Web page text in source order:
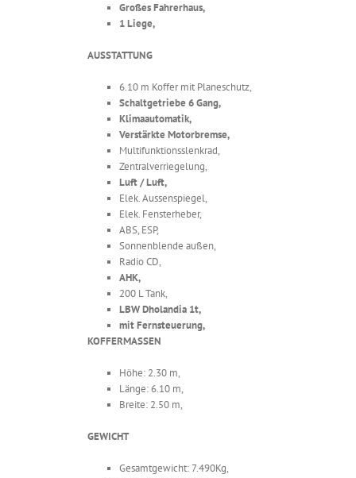
Großes Fahrerhaus,
1 Liege,
AUSSTATTUNG
6.10 m Koffer mit Planeschutz,
Schaltgetriebe 6 Gang,
Klimaautomatik,
Verstärkte Motorbremse,
Multifunktionsslenkrad,
Zentralverriegelung,
Luft / Luft,
Elek. Aussenspiegel,
Elek. Fensterheber,
ABS, ESP,
Sonnenblende außen,
Radio CD,
AHK,
200 L Tank,
LBW Dholandia 1t,
mit Fernsteuerung,
KOFFERMASSEN
Höhe: 2.30 m,
Länge: 6.10 m,
Breite: 2.50 m,
GEWICHT
Gesamtgewicht: 7.490Kg,